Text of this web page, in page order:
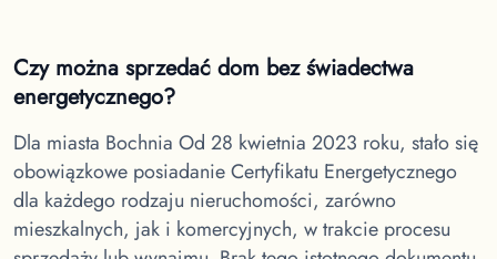
Czy można sprzedać dom bez świadectwa
energetycznego?
Dla miasta Bochnia Od 28 kwietnia 2023 roku, stało się
obowiązkowe posiadanie Certyfikatu Energetycznego
dla każdego rodzaju nieruchomości, zarówno
mieszkalnych, jak i komercyjnych, w trakcie procesu